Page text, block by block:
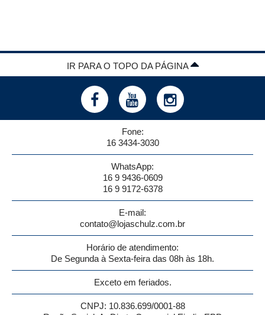
IR PARA O TOPO DA PÁGINA
Fone:
16 3434-3030
WhatsApp:
16 9 9436-0609
16 9 9172-6378
E-mail:
contato@lojaschulz.com.br
Horário de atendimento:
De Segunda à Sexta-feira das 08h às 18h.
Exceto em feriados.
CNPJ: 10.836.699/0001-88